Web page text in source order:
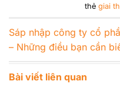
thẻ giai
Sáp nhập công ty cổ
– Những điều bạn cần
Bài viết liên quan